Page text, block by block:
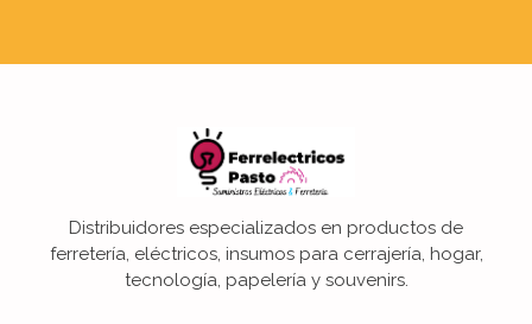
Distribuidores especializados en productos de
ferretería, eléctricos, insumos para cerrajería, hogar,
tecnología, papelería y souvenirs.